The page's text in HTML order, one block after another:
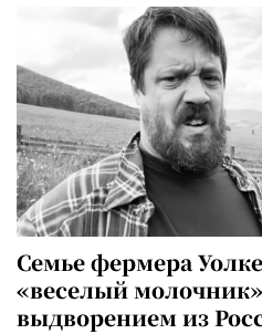
Семье фермера
«веселый
выдворением из